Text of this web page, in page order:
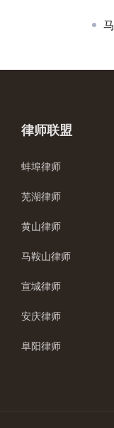
律师联盟
蚌埠律师
芜湖律师
黄山律师
马鞍山律师
宣城律师
安庆律师
阜阳律师